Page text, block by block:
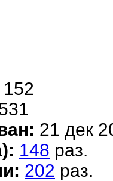
152
21 дек
148 раз.
202 раз.